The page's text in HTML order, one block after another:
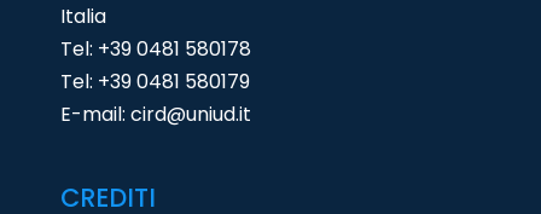
Italia
Tel: +39 0481 580178
Tel: +39 0481 580179
E-mail: cird@uniud.it
CREDITI